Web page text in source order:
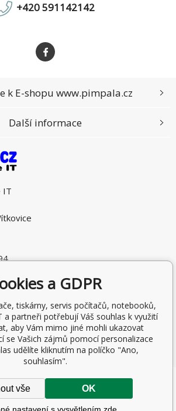
+420 591142142
IT
k E-shopu www.pimpala.cz
Další informace
© 2026 Ing. Antonín Pohludka
práva vyhrazena.
a GDPR
tiskárny, servis počítačů, notebooků,
a partneři potřebují Váš souhlas k využití
aby Vám mimo jiné mohli ukazovat
se Vašich zájmů pomocí personalizace
udělíte kliknutím na políčko "Ano,
souhlasím".
vše OK
nastavení s vysvětlením zde